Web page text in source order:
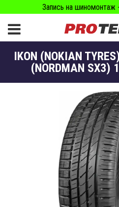
Запись на
IKON (NOKIAN
(NORDMAN SX3)